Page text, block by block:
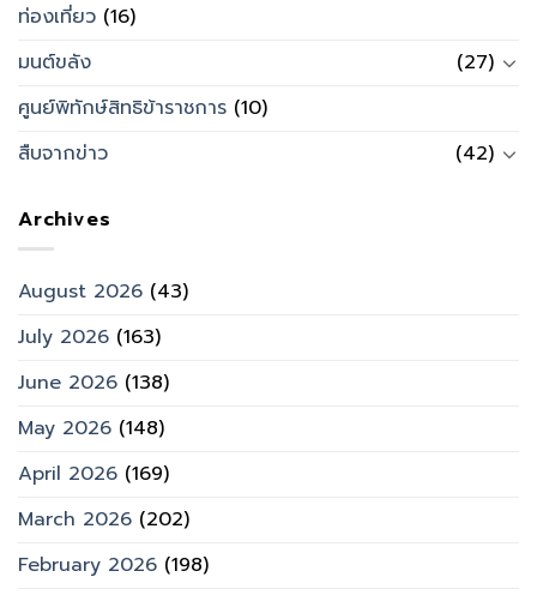
ท่องเที่ยว (16)
มนต์ขลัง
(27)
ศูนย์พิทักษ์สิทธิข้าราชการ (10)
สืบจากข่าว
(42)
Archives
August 2026 (43)
July 2026 (163)
June 2026 (138)
May 2026 (148)
April 2026 (169)
March 2026 (202)
February 2026 (198)